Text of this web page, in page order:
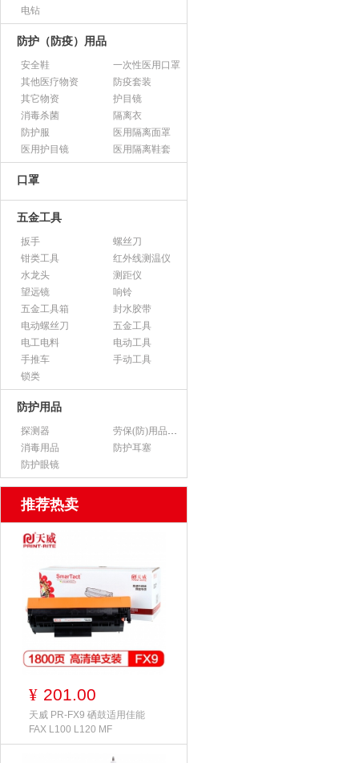
电钻
防护（防疫）用品
安全鞋
一次性医用口罩
其他医疗物资
防疫套装
其它物资
护目镜
消毒杀菌
隔离衣
防护服
医用隔离面罩
医用护目镜
医用隔离鞋套
口罩
五金工具
扳手
螺丝刀
钳类工具
红外线测温仪
水龙头
测距仪
望远镜
响铃
五金工具箱
封水胶带
电动螺丝刀
五金工具
电工电料
电动工具
手推车
手动工具
锁类
防护用品
探测器
劳保(防)用品（不含医用产品）
消毒用品
防护耳塞
防护眼镜
推荐热卖
¥ 201.00
天威 PR-FX9 硒鼓适用佳能
FAX L100 L120 MF